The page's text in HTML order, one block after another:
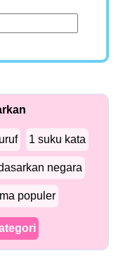
1 suku kata
negara
populer